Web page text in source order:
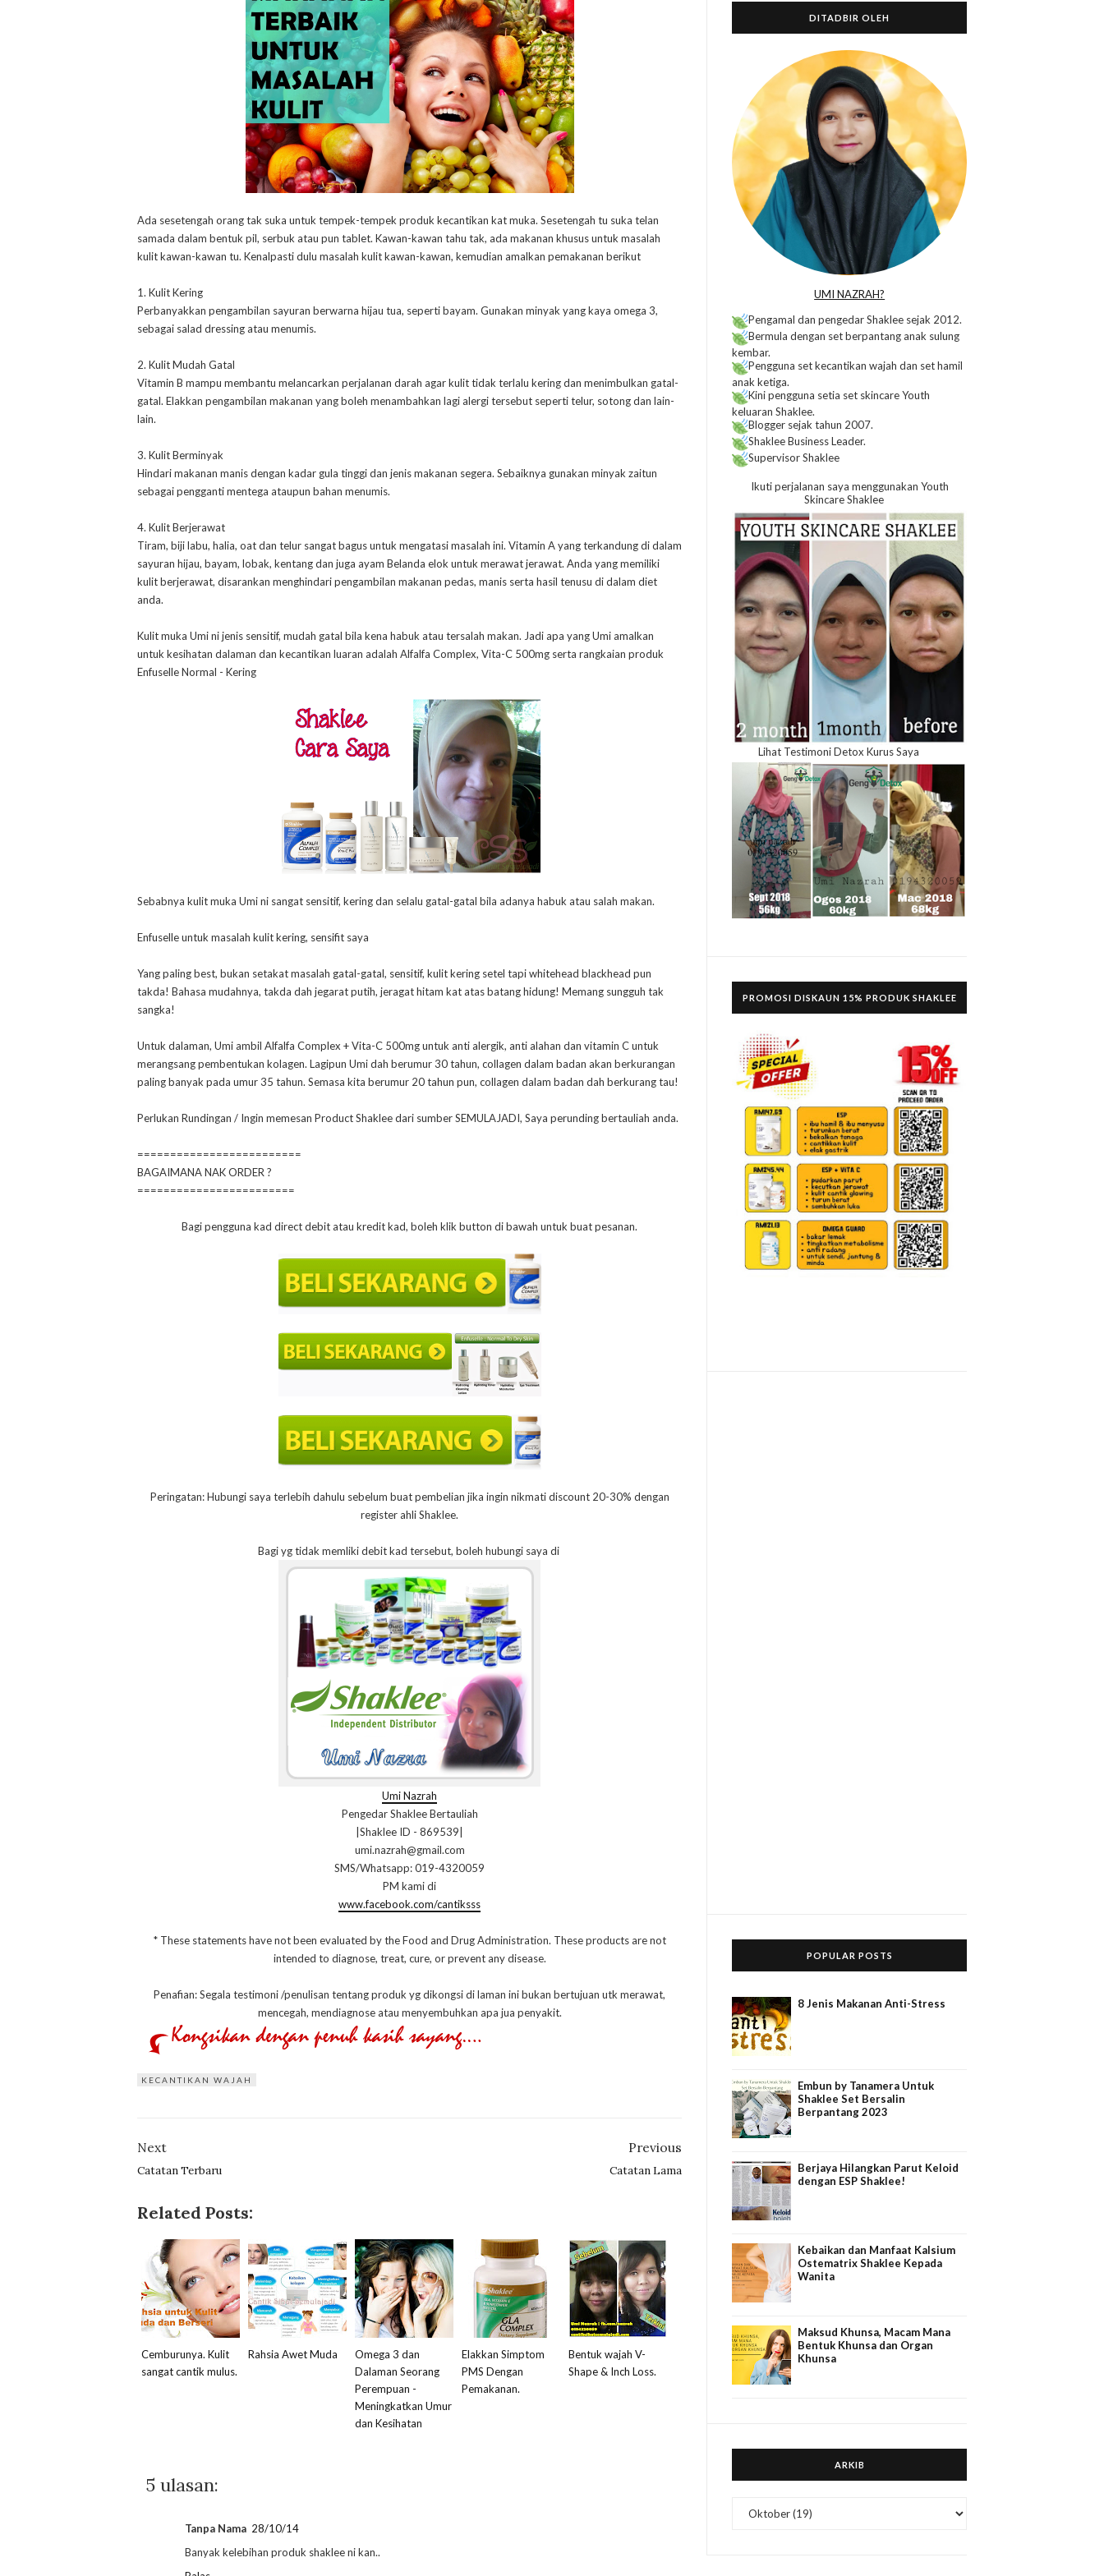
Ada sesetengah orang tak suka untuk tempek-tempek produk kecantikan kat muka. Sesetengah tu suka telan
samada dalam bentuk pil, serbuk atau pun tablet. Kawan-kawan tahu tak, ada makanan khusus untuk masalah
kulit kawan-kawan tu. Kenalpasti dulu masalah kulit kawan-kawan, kemudian amalkan pemakanan berikut
1. Kulit Kering
Perbanyakkan pengambilan sayuran berwarna hijau tua, seperti bayam. Gunakan minyak yang kaya omega 3,
sebagai salad dressing atau menumis.
2. Kulit Mudah Gatal
Vitamin B mampu membantu melancarkan perjalanan darah agar kulit tidak terlalu kering dan menimbulkan gatal-
gatal. Elakkan pengambilan makanan yang boleh menambahkan lagi alergi tersebut seperti telur, sotong dan lain-
lain.
3. Kulit Berminyak
Hindari makanan manis dengan kadar gula tinggi dan jenis makanan segera. Sebaiknya gunakan minyak zaitun
sebagai pengganti mentega ataupun bahan menumis.
4. Kulit Berjerawat
Tiram, biji labu, halia, oat dan telur sangat bagus untuk mengatasi masalah ini. Vitamin A yang terkandung di dalam
sayuran hijau, bayam, lobak, kentang dan juga ayam Belanda elok untuk merawat jerawat. Anda yang memiliki
kulit berjerawat, disarankan menghindari pengambilan makanan pedas, manis serta hasil tenusu di dalam diet
anda.
Kulit muka Umi ni jenis sensitif, mudah gatal bila kena habuk atau tersalah makan. Jadi apa yang Umi amalkan
untuk kesihatan dalaman dan kecantikan luaran adalah Alfalfa Complex, Vita-C 500mg serta rangkaian produk
Enfuselle Normal - Kering
Sebabnya kulit muka Umi ni sangat sensitif, kering dan selalu gatal-gatal bila adanya habuk atau salah makan.
Enfuselle untuk masalah kulit kering, sensifit saya
Yang paling best, bukan setakat masalah gatal-gatal, sensitif, kulit kering setel tapi whitehead blackhead pun
takda! Bahasa mudahnya, takda dah jegarat putih, jeragat hitam kat atas batang hidung! Memang sungguh tak
sangka!
Untuk dalaman, Umi ambil Alfalfa Complex + Vita-C 500mg untuk anti alergik, anti alahan dan vitamin C untuk
merangsang pembentukan kolagen. Lagipun Umi dah berumur 30 tahun, collagen dalam badan akan berkurangan
paling banyak pada umur 35 tahun. Semasa kita berumur 20 tahun pun, collagen dalam badan dah berkurang tau!
Perlukan Rundingan / Ingin memesan Product Shaklee dari sumber SEMULAJADI, Saya perunding bertauliah anda.
=========================
BAGAIMANA NAK ORDER ?
========================
Bagi pengguna kad direct debit atau kredit kad, boleh klik button di bawah untuk buat pesanan.
Peringatan: Hubungi saya terlebih dahulu sebelum buat pembelian jika ingin nikmati discount 20-30% dengan
register ahli Shaklee.
Bagi yg tidak memliki debit kad tersebut, boleh hubungi saya di
Umi Nazrah
Pengedar Shaklee Bertauliah
|Shaklee ID - 869539|
umi.nazrah@gmail.com
SMS/Whatsapp: 019-4320059
PM kami di
www.facebook.com/cantiksss
* These statements have not been evaluated by the Food and Drug Administration. These products are not
intended to diagnose, treat, cure, or prevent any disease.
Penafian: Segala testimoni /penulisan tentang produk yg dikongsi di laman ini bukan bertujuan utk merawat,
mencegah, mendiagnose atau menyembuhkan apa jua penyakit.
KECANTIKAN WAJAH
Next
Catatan Terbaru
Previous
Catatan Lama
Related Posts:
Cemburunya. Kulit
sangat cantik mulus.
Rahsia Awet Muda
Omega 3 dan
Dalaman Seorang
Perempuan -
Meningkatkan Umur
dan Kesihatan
Elakkan Simptom
PMS Dengan
Pemakanan.
Bentuk wajah V-
Shape & Inch Loss.
5 ulasan:
Tanpa Nama 28/10/14
Banyak kelebihan produk shaklee ni kan..
r
DITADBIR OLEH
UMI NAZRAH?
Pengamal dan pengedar Shaklee sejak 2012.
Bermula dengan set berpantang anak sulung
kembar.
Pengguna set kecantikan wajah dan set hamil
anak ketiga.
Kini pengguna setia set skincare Youth
keluaran Shaklee.
Blogger sejak tahun 2007.
Shaklee Business Leader.
Supervisor Shaklee
Ikuti perjalanan saya menggunakan Youth
Skincare Shaklee
Lihat Testimoni Detox Kurus Saya
PROMOSI DISKAUN 15% PRODUK SHAKLEE
POPULAR POSTS
8 Jenis Makanan Anti-Stress
Embun by Tanamera Untuk
Shaklee Set Bersalin
Berpantang 2023
Berjaya Hilangkan Parut Keloid
dengan ESP Shaklee!
Kebaikan dan Manfaat Kalsium
Ostematrix Shaklee Kepada
Wanita
Maksud Khunsa, Macam Mana
Bentuk Khunsa dan Organ
Khunsa
ARKIB